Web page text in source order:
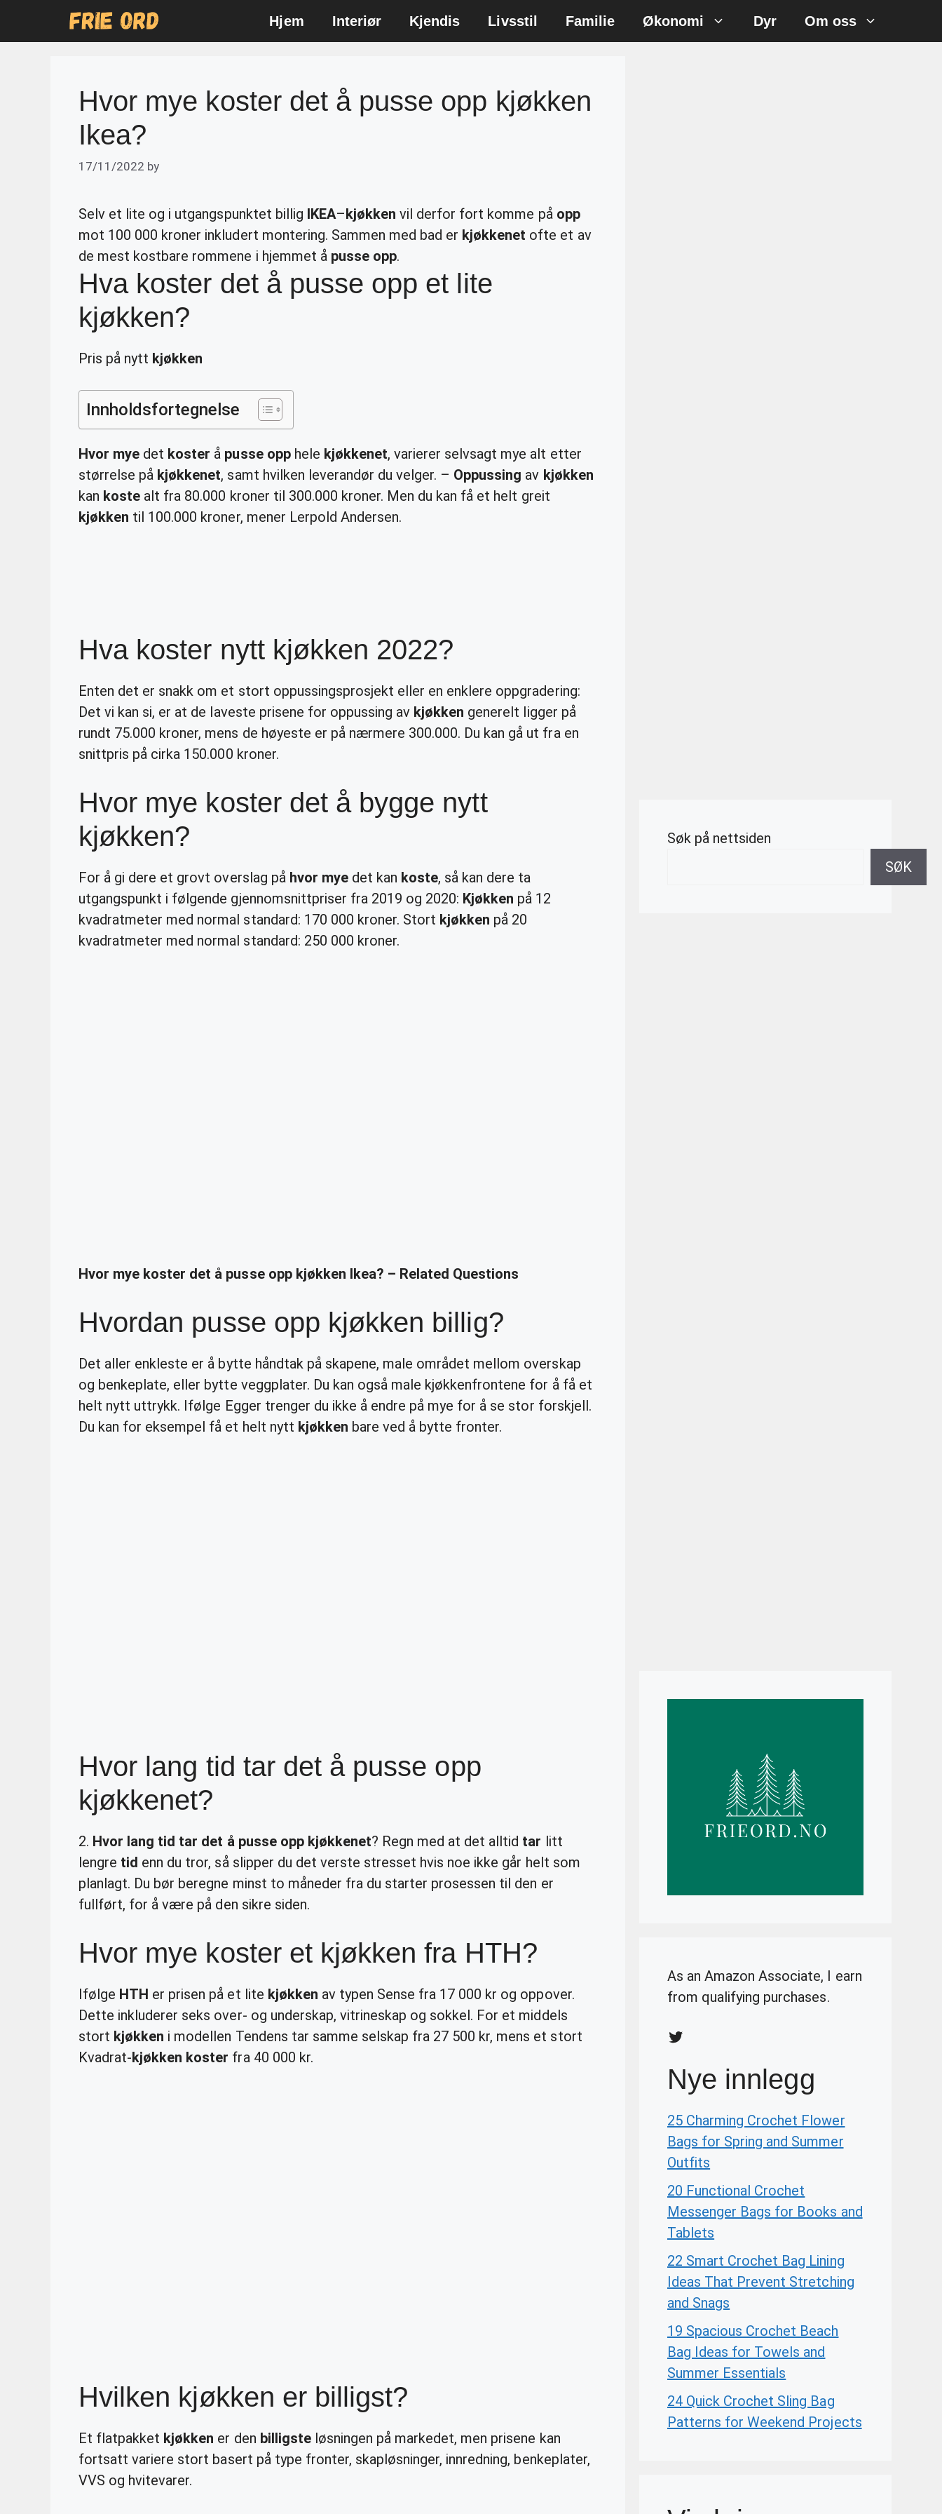
Hjem Interiør Kjendis Livsstil Familie Økonomi Dyr Om oss
Hvor mye koster det å pusse opp kjøkken
Ikea?
17/11/2022 by
Selv et lite og i utgangspunktet billig IKEA–kjøkken vil derfor fort komme på opp
mot 100 000 kroner inkludert montering. Sammen med bad er kjøkkenet ofte et av
de mest kostbare rommene i hjemmet å pusse opp.
Hva koster det å pusse opp et lite
kjøkken?
Pris på nytt kjøkken
Innholdsfortegnelse
Hvor mye det koster å pusse opphele kjøkkenet, varierer selvsagt mye alt etter
størrelse på kjøkkenet, samt hvilken leverandør du velger. – Oppussing av kjøkken
kan koste alt fra 80.000 kroner til 300.000 kroner. Men du kan få et helt greit
kjøkken til 100.000 kroner, mener Lerpold Andersen.
Hva koster nytt kjøkken 2022?
Enten det er snakk om et stort oppussingsprosjekt eller en enklere oppgradering:
Det vi kan si, er at de laveste prisene for oppussing av kjøkken generelt ligger på
rundt 75.000 kroner, mens de høyeste er på nærmere 300.000. Du kan gå ut fra en
snittpris på cirka 150.000 kroner.
Hvor mye koster det å bygge nytt
kjøkken?
For å gi dere et grovt overslag på hvor myedet kan koste, så kan dere ta
utgangspunkt i følgende gjennomsnittpriser fra 2019 og 2020: Kjøkken på 12
kvadratmeter med normal standard: 170 000 kroner. Stort kjøkken på 20
kvadratmeter med normal standard: 250 000 kroner.
Hvor mye koster det å pusse opp kjøkken Ikea? – Related Questions
Hvordan pusse opp kjøkken billig?
Det aller enkleste er å bytte håndtak på skapene, male området mellom overskap
og benkeplate, eller bytte veggplater. Du kan også male kjøkkenfrontene for å få et
helt nytt uttrykk. Ifølge Egger trenger du ikke å endre på mye for å se stor forskjell.
Du kan for eksempel få et helt nytt kjøkken bare ved å bytte fronter.
Hvor lang tid tar det å pusse opp
kjøkkenet?
2. Hvor lang tid tar det å pusse opp kjøkkenet? Regn med at det alltid tar litt
lengre tid enn du tror, så slipper du det verste stresset hvis noe ikke går helt som
planlagt. Du bør beregne minst to måneder fra du starter prosessen til den er
fullført, for å være på den sikre siden.
Hvor mye koster et kjøkken fra HTH?
Ifølge HTH er prisen på et lite kjøkken av typen Sense fra 17 000 kr og oppover.
Dette inkluderer seks over- og underskap, vitrineskap og sokkel. For et middels
stort kjøkken i modellen Tendens tar samme selskap fra 27 500 kr, mens et stort
Kvadrat-kjøkken koster fra 40 000 kr.
Hvilken kjøkken er billigst?
Et flatpakket kjøkken er den billigsteløsningen på markedet, men prisene kan
fortsatt variere stort basert på type fronter, skapløsninger, innredning, benkeplater,
VVS og hvitevarer.
Søk på nettsiden
SØK
As an Amazon Associate, I earn
from qualifying purchases.
Twitter
Nye innlegg
25 Charming Crochet Flower
Bags for Spring and Summer
Outfits
20 Functional Crochet
Messenger Bags for Books and
Tablets
22 Smart Crochet Bag Lining
Ideas That Prevent Stretching
and Snags
19 Spacious Crochet Beach
Bag Ideas for Towels and
Summer Essentials
24 Quick Crochet Sling Bag
Patterns for Weekend Projects